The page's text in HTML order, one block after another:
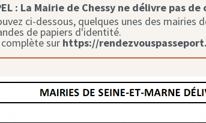
: La Mairie de Chessy ne délivre pas
ci-dessous, quelques unes des mairies
de papiers d'identité.
sur https://